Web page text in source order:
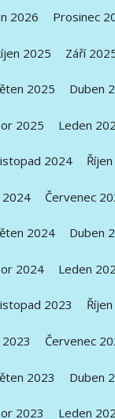
2026 Prosinec
2025 Září
2025 Duben
2025 Leden
2024
2024 Červenec
2024 Duben
2024 Leden
2023
Červenec
2023 Duben
2023 Leden